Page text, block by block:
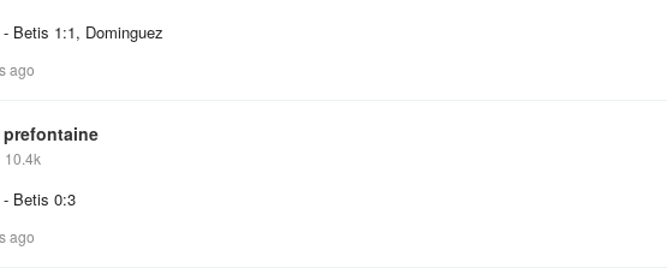
- Betis 1:1, Dominguez
ago
prefontaine
10.4k
- Betis 0:3
ago